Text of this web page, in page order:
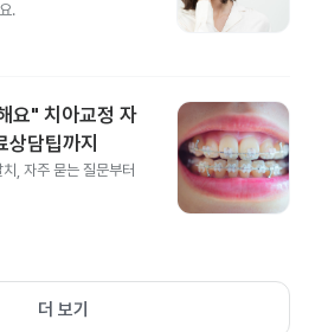
.
요" 치아교정 자
상담팁까지
, 자주 묻는 질문부터
더 보기